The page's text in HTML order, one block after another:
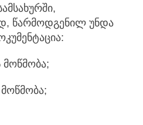
წარმოდგენილ უნდა